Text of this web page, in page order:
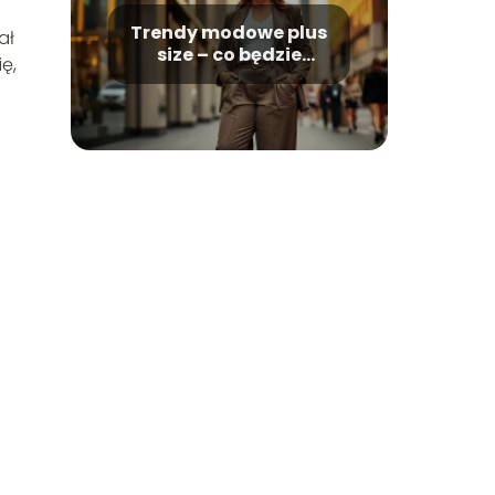
Trendy modowe plus
size – co będzie
modne?